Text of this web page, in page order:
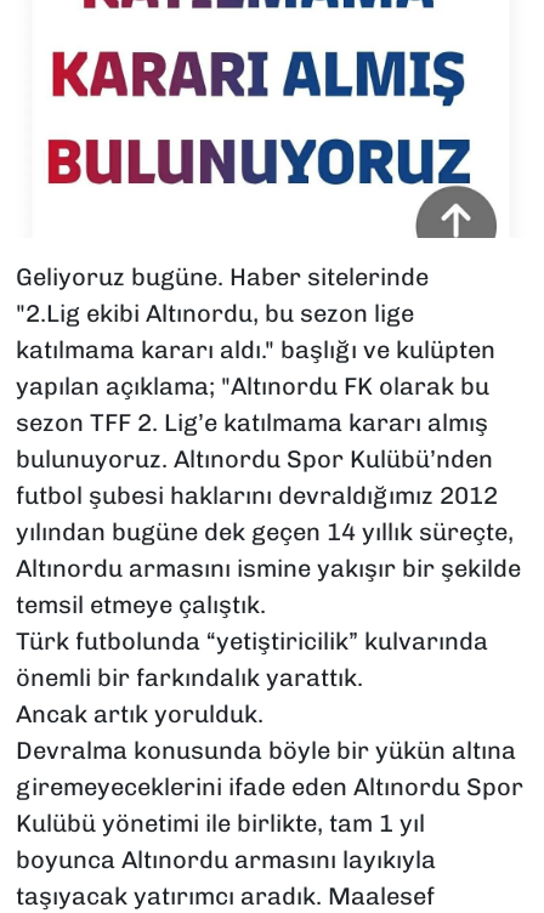
Geliyoruz bugüne. Haber sitelerinde
"2.Lig ekibi Altınordu, bu sezon lige
katılmama kararı aldı." başlığı ve kulüpten
yapılan açıklama; "Altınordu FK olarak bu
sezon TFF 2. Lig’e katılmama kararı almış
bulunuyoruz. Altınordu Spor Kulübü’nden
futbol şubesi haklarını devraldığımız 2012
yılından bugüne dek geçen 14 yıllık süreçte,
Altınordu armasını ismine yakışır bir şekilde
temsil etmeye çalıştık.
Türk futbolunda “yetiştiricilik” kulvarında
önemli bir farkındalık yarattık.
Ancak artık yorulduk.
Devralma konusunda böyle bir yükün altına
giremeyeceklerini ifade eden Altınordu Spor
Kulübü yönetimi ile birlikte, tam 1 yıl
boyunca Altınordu armasını layıkıyla
taşıyacak yatırımcı aradık. Maalesef